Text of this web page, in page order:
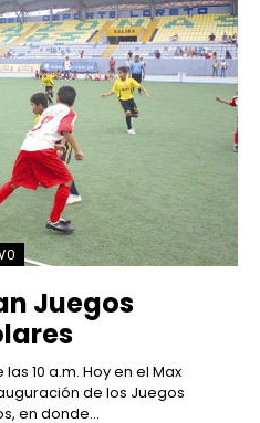
Juegos
Hoy en el Max
de los Juegos
en donde...